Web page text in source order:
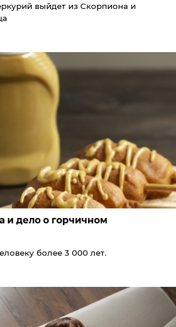
выйдет из Скорпиона и
и дело о горчичном
более 3 000 лет.